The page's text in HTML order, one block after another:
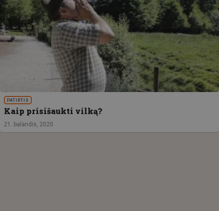
PATIRTIS
Kaip prisišaukti vilką?
21. balandis, 2020